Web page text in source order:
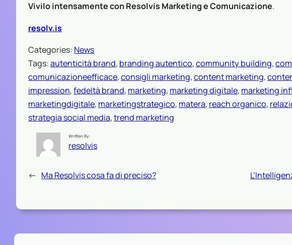
Vivilo intensamente con Resolvis Marketing e Comunicazione.
resolv.is
Categories: News
Tags:autenticità brand, branding autentico, community building,
comunicazioneefficace, consigli marketing, content marketing,
impression, fedeltà brand, marketing, marketing digitale, marketing
marketingdigitale, marketingstrategico, matera, reach organico,
strategia social media, trend marketing
Written By:
resolvis
← Ma Resolvis cosa fa di preciso?